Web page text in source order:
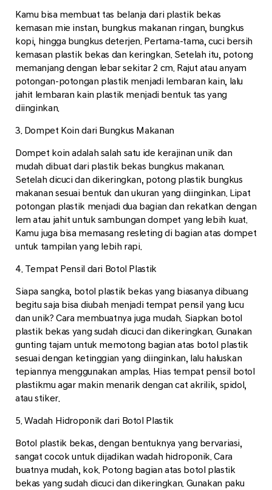
Kamu bisa membuat tas belanja dari plastik bekas
kemasan mie instan, bungkus makanan ringan, bungkus
kopi, hingga bungkus deterjen. Pertama-tama, cuci bersih
kemasan plastik bekas dan keringkan. Setelah itu, potong
memanjang dengan lebar sekitar 2 cm. Rajut atau anyam
potongan-potongan plastik menjadi lembaran kain, lalu
jahit lembaran kain plastik menjadi bentuk tas yang
diinginkan.
3. Dompet Koin dari Bungkus Makanan
Dompet koin adalah salah satu ide kerajinan unik dan
mudah dibuat dari plastik bekas bungkus makanan.
Setelah dicuci dan dikeringkan, potong plastik bungkus
makanan sesuai bentuk dan ukuran yang diinginkan. Lipat
potongan plastik menjadi dua bagian dan rekatkan dengan
lem atau jahit untuk sambungan dompet yang lebih kuat.
Kamu juga bisa memasang resleting di bagian atas dompet
untuk tampilan yang lebih rapi.
4. Tempat Pensil dari Botol Plastik
Siapa sangka, botol plastik bekas yang biasanya dibuang
begitu saja bisa diubah menjadi tempat pensil yang lucu
dan unik? Cara membuatnya juga mudah. Siapkan botol
plastik bekas yang sudah dicuci dan dikeringkan. Gunakan
gunting tajam untuk memotong bagian atas botol plastik
sesuai dengan ketinggian yang diinginkan, lalu haluskan
tepiannya menggunakan amplas. Hias tempat pensil botol
plastikmu agar makin menarik dengan cat akrilik, spidol,
atau stiker.
5. Wadah Hidroponik dari Botol Plastik
Botol plastik bekas, dengan bentuknya yang bervariasi,
sangat cocok untuk dijadikan wadah hidroponik. Cara
buatnya mudah, kok. Potong bagian atas botol plastik
bekas yang sudah dicuci dan dikeringkan. Gunakan paku